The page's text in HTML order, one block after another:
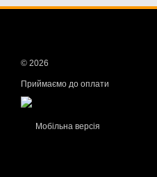
© 2026
Приймаємо до оплати
Мобільна версія